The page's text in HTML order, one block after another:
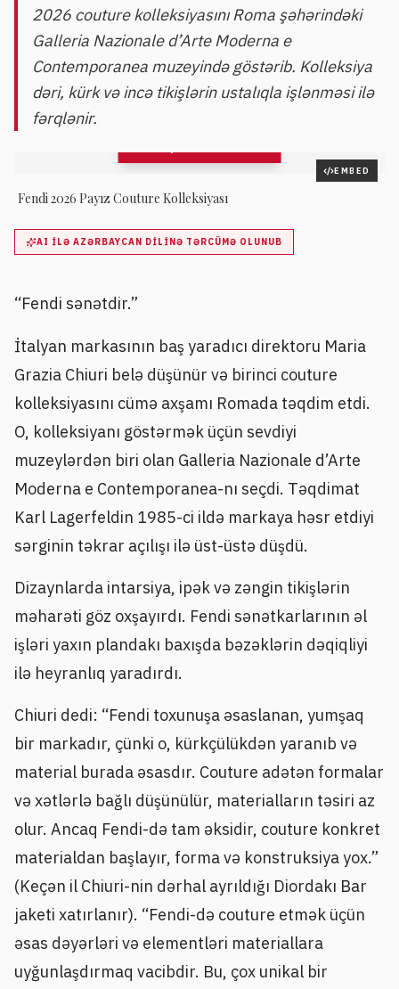
2026 couture kolleksiyasını Roma şəhərindəki
Galleria Nazionale d’Arte Moderna e
Contemporanea muzeyində göstərib. Kolleksiya
dəri, kürk və incə tikişlərin ustalıqla işlənməsi ilə
fərqlənir.
EMBED
Fendi 2026 Payız Couture Kolleksiyası
AI ILƏ AZƏRBAYCAN DILINƏ TƏRCÜMƏ OLUNUB
“Fendi sənətdir.”
İtalyan markasının baş yaradıcı direktoru Maria
Grazia Chiuri belə düşünür və birinci couture
kolleksiyasını cümə axşamı Romada təqdim etdi.
O, kolleksiyanı göstərmək üçün sevdiyi
muzeylərdən biri olan Galleria Nazionale d’Arte
Moderna e Contemporanea-nı seçdi. Təqdimat
Karl Lagerfeldin 1985-ci ildə markaya həsr etdiyi
sərginin təkrar açılışı ilə üst-üstə düşdü.
Dizaynlarda intarsiya, ipək və zəngin tikişlərin
məharəti göz oxşayırdı. Fendi sənətkarlarının əl
işləri yaxın plandakı baxışda bəzəklərin dəqiqliyi
ilə heyranlıq yaradırdı.
Chiuri dedi: “Fendi toxunuşa əsaslanan, yumşaq
bir markadır, çünki o, kürkçülükdən yaranıb və
material burada əsasdır. Couture adətən formalar
və xətlərlə bağlı düşünülür, materialların təsiri az
olur. Ancaq Fendi-də tam əksidir, couture konkret
materialdan başlayır, forma və konstruksiya yox.”
(Keçən il Chiuri-nin dərhal ayrıldığı Diordakı Bar
jaketi xatırlanır). “Fendi-də couture etmək üçün
əsas dəyərləri və elementləri materiallara
uyğunlaşdırmaq vacibdir. Bu, çox unikal bir